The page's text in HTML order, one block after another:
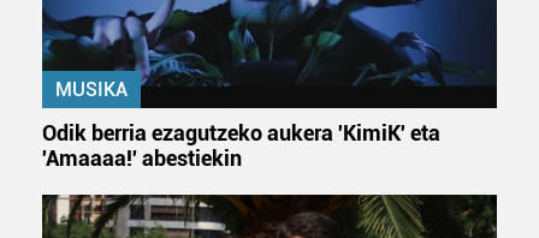
MUSIKA
Odik berria ezagutzeko aukera 'KimiK' eta
'Amaaaa!' abestiekin